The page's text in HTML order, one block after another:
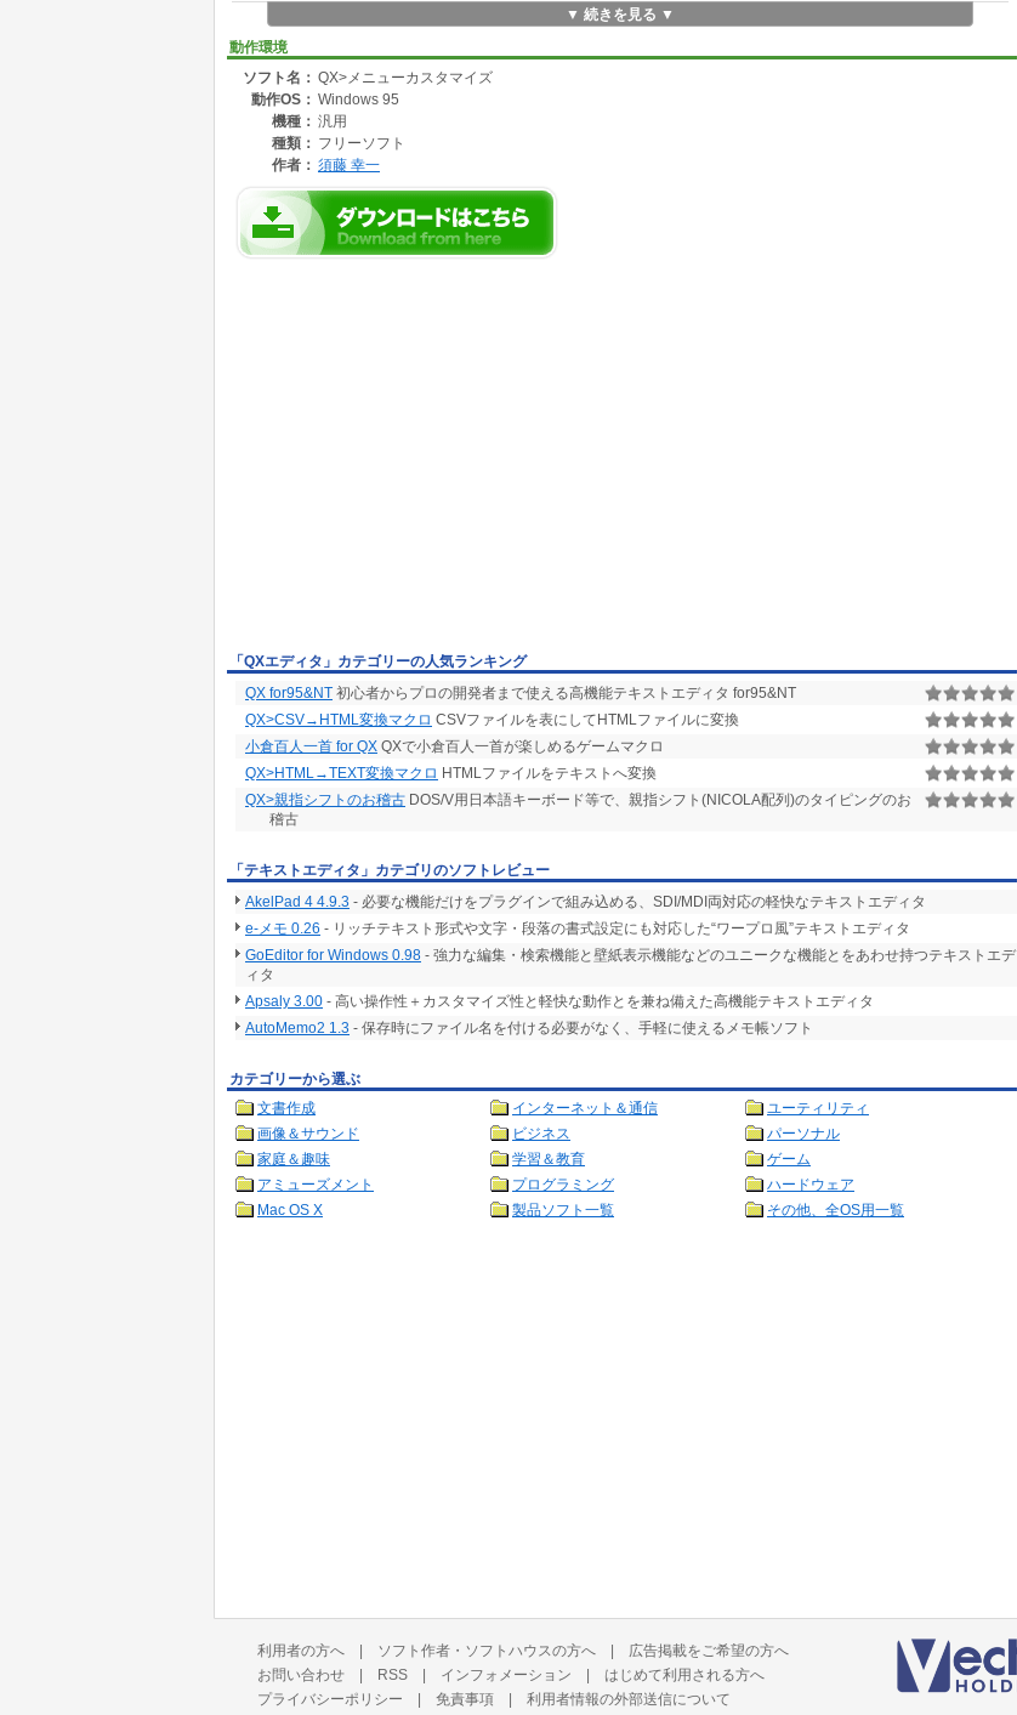
▼ 続きを見る ▼
動作環境
ソフト名： QX>メニューカスタマイズ
動作OS： Windows 95
機種： 汎用
種類： フリーソフト
作者： 須藤 幸一
「QXエディタ」カテゴリーの人気ランキング
QX for95&NT 初心者からプロの開発者まで使える高機能テキストエディタ for95&NT
QX>CSV→HTML変換マクロ CSVファイルを表にしてHTMLファイルに変換
小倉百人一首 for QX QXで小倉百人一首が楽しめるゲームマクロ
QX>HTML→TEXT変換マクロ HTMLファイルをテキストへ変換
QX>親指シフトのお稽古 DOS/V用日本語キーボード等で、親指シフト(NICOLA配列)のタイピングのお
稽古
「テキストエディタ」カテゴリのソフトレビュー
AkelPad 4 4.9.3 - 必要な機能だけをプラグインで組み込める、SDI/MDI両対応の軽快なテキストエディタ
e-メモ 0.26 - リッチテキスト形式や文字・段落の書式設定にも対応した“ワープロ風”テキストエディタ
GoEditor for Windows 0.98 - 強力な編集・検索機能と壁紙表示機能などのユニークな機能とをあわせ持つテキストエデ
ィタ
Apsaly 3.00 - 高い操作性＋カスタマイズ性と軽快な動作とを兼ね備えた高機能テキストエディタ
AutoMemo2 1.3 - 保存時にファイル名を付ける必要がなく、手軽に使えるメモ帳ソフト
カテゴリーから選ぶ
文書作成
インターネット＆通信
ユーティリティ
画像＆サウンド
ビジネス
パーソナル
家庭＆趣味
学習＆教育
ゲーム
アミューズメント
プログラミング
ハードウェア
Mac OS X
製品ソフト一覧 その他、全OS用一覧
利用者の方へ | ソフト作者・ソフトハウスの方へ | 広告掲載をご希望の方へ
お問い合わせ | RSS | インフォメーション | はじめて利用される方へ
プライバシーポリシー | 免責事項 | 利用者情報の外部送信について